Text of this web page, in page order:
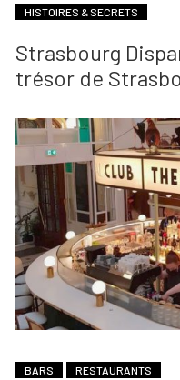
HISTOIRES & SECRETS
Strasbourg
trésor de
BARS RESTAURANTS